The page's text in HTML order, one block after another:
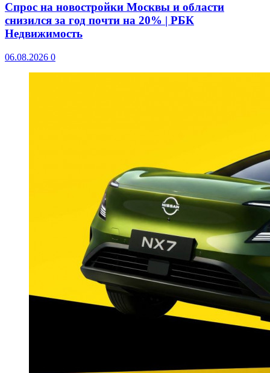
Спрос на новостройки Москвы и области
снизился за год почти на 20% | РБК
Недвижимость
06.08.2026 0